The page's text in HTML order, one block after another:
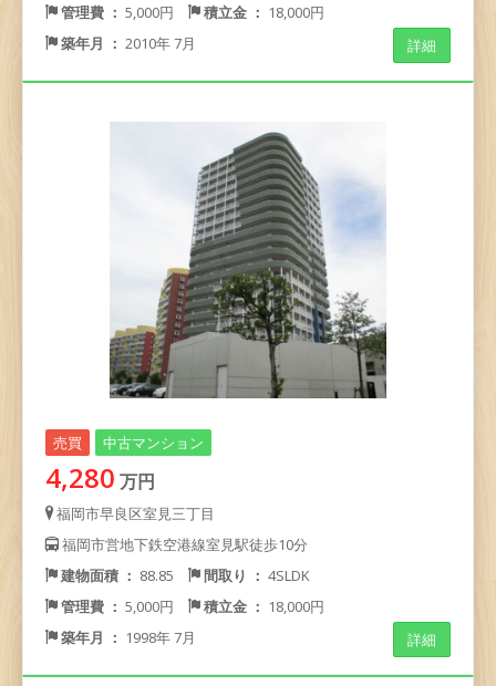
管理費 ： 5,000円 積立金 ： 18,000円
築年月 ： 2010年 7月 詳細
売買 中古マンション
4,280 万円
福岡市早良区室見三丁目
福岡市営地下鉄空港線室見駅徒歩10分
建物面積 ： 88.85 間取り ： 4SLDK
管理費 ： 5,000円 積立金 ： 18,000円
築年月 ： 1998年 7月 詳細